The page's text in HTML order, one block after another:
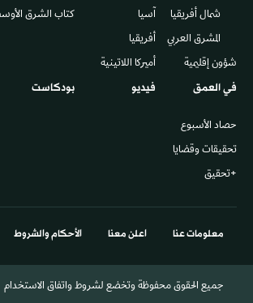
شمال أفريقيا
المشرق العربي
شؤون إقليمية
آسيا
أفريقيا
أميركا اللاتينية
كتاب الشرق
في العمق
حصاد الأسبوع
تحقيقات وقضايا
+تحقيق
فيديو بودكاست
معلومات عنا اعلن معنا الأحكام والشروط
جميع الحقوق محفوظة وتخضع لشروط واتفاق الاستخدام